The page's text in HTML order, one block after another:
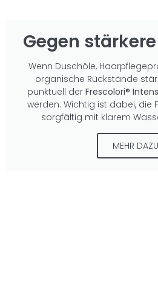
Gegen
Wenn Duschöle,
organische Rückstände
punktuell der Frescolori®
werden. Wichtig ist dabei, die
sorgfältig mit klarem
MEHR DAZU